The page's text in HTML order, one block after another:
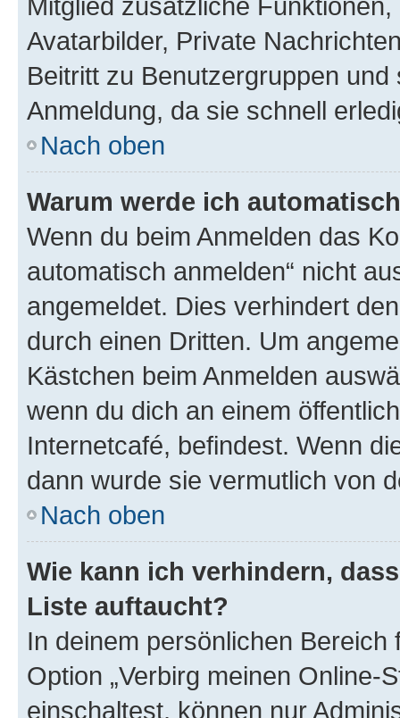
Avatarbilder, Private
Beitritt zu Benutzergruppen
Anmeldung, da sie schnell
Nach oben
Warum werde ich
Wenn du beim Anmelden das
automatisch anmelden“ nicht
angemeldet. Dies verhindert
durch einen Dritten. Um
Kästchen beim Anmelden
wenn du dich an einem
Internetcafé, befindest. Wenn
dann wurde sie vermutlich von
Nach oben
Wie kann ich verhindern,
Liste auftaucht?
In deinem persönlichen
Option „Verbirg meinen Online-
einschaltest, können nur